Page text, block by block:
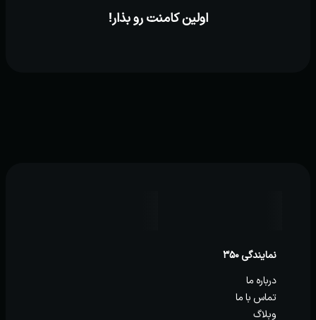
اولین کامنت رو بذار!
نمایندگی ۳۵۰
درباره ما
تماس با ما
وبلاگ